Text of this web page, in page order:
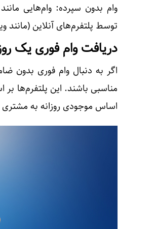
وام بدون سپرده: وام‌هایی
توسط پلتفرم‌های آنلاین (مانند
دریافت وام فوری یک
اگر به دنبال وام فوری بدون
مناسبی باشند. این پلتفرم‌ها بر
اساس موجودی روزانه به